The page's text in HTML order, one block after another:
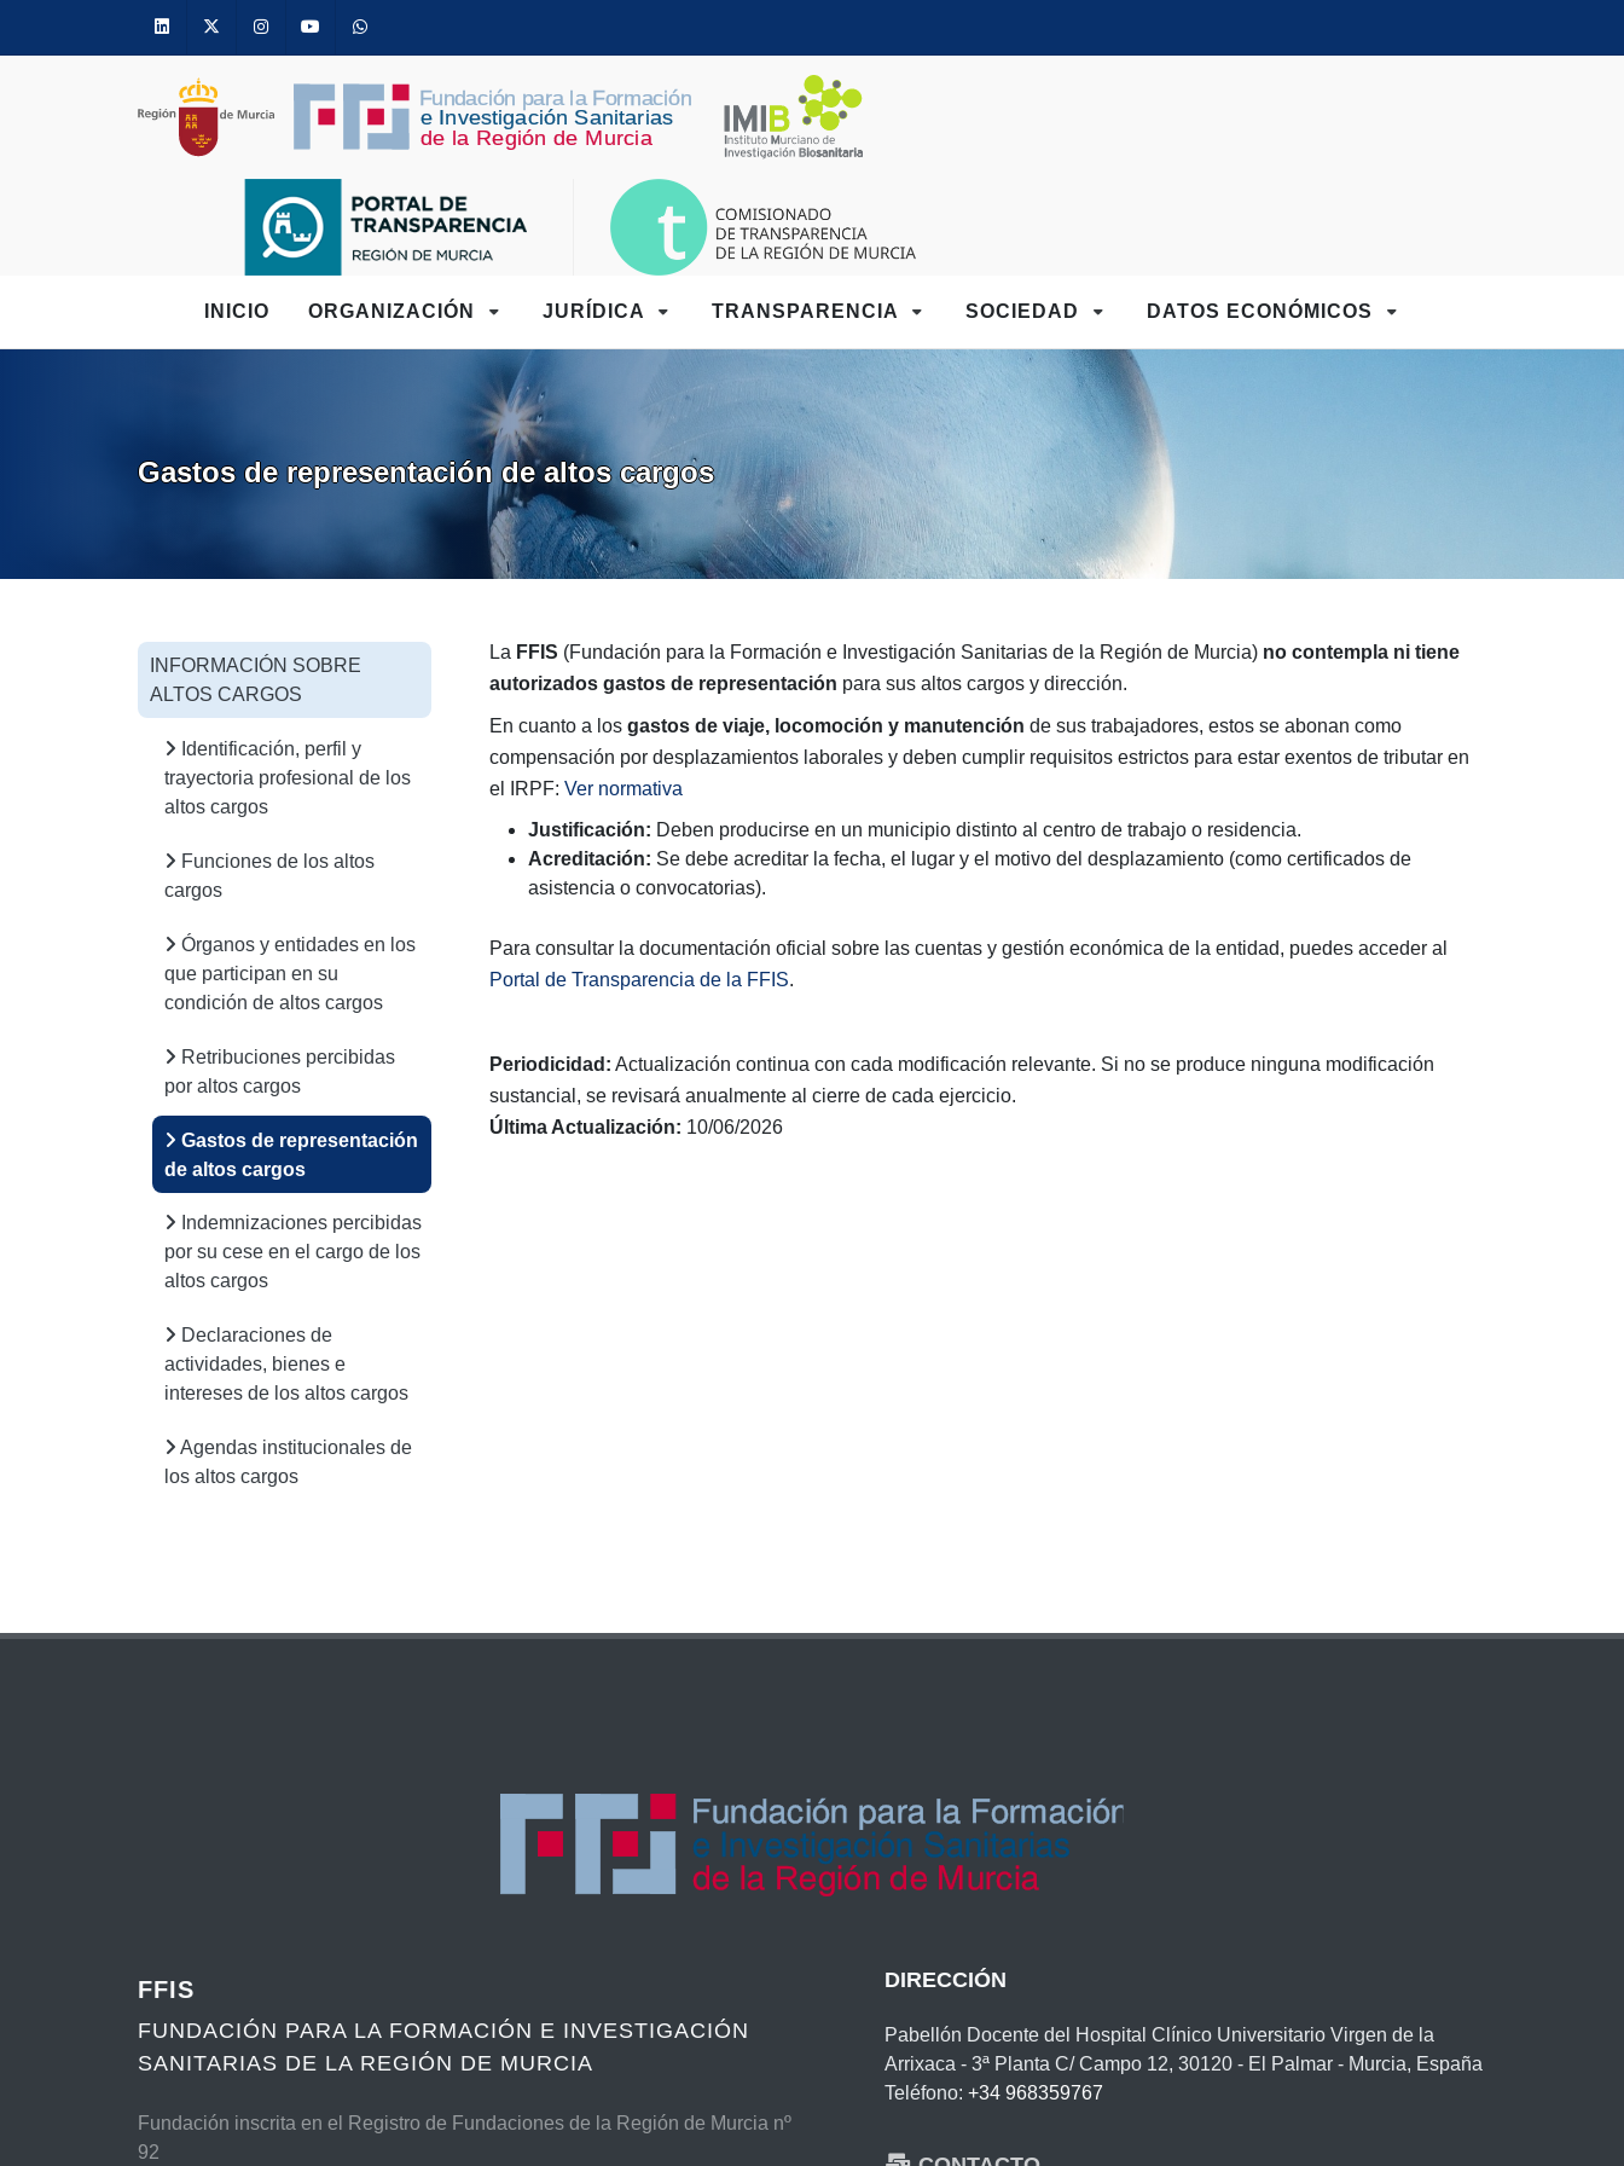
Linkedin Twitter InstagramYoutube
INICIO ORGANIZACIÓN JURÍDICA TRANSPARENCIA SOCIEDAD DATOS ECONÓMICOS
Gastos de representación de altos cargos
La FFIS (Fundación para la Formación e Investigación Sanitarias de la Región de Murcia) no contempla ni tiene
autorizados gastos de representación para sus altos cargos y dirección.
En cuanto a los gastos de viaje, locomoción y manutención de sus trabajadores, estos se abonan como
compensación por desplazamientos laborales y deben cumplir requisitos estrictos para estar exentos de tributar en
el IRPF: Ver normativa
Justificación: Deben producirse en un municipio distinto al centro de trabajo o residencia.
Acreditación: Se debe acreditar la fecha, el lugar y el motivo del desplazamiento (como certificados de
asistencia o convocatorias).
Para consultar la documentación oficial sobre las cuentas y gestión económica de la entidad, puedes acceder al
Portal de Transparencia de la FFIS.
Periodicidad: Actualización continua con cada modificación relevante. Si no se produce ninguna modificación
sustancial, se revisará anualmente al cierre de cada ejercicio.
Última Actualización: 10/06/2026
INFORMACIÓN SOBRE
ALTOS CARGOS
Identificación, perfil y
trayectoria profesional de los
altos cargos
Funciones de los altos
cargos
Órganos y entidades en los
que participan en su
condición de altos cargos
Retribuciones percibidas
por altos cargos
Gastos de representación
de altos cargos
Indemnizaciones percibidas
por su cese en el cargo de los
altos cargos
Declaraciones de
actividades, bienes e
intereses de los altos cargos
Agendas institucionales de
los altos cargos
FFIS
FUNDACIÓN PARA LA FORMACIÓN E INVESTIGACIÓN
SANITARIAS DE LA REGIÓN DE MURCIA
Fundación inscrita en el Registro de Fundaciones de la Región de Murcia nº
92
DIRECCIÓN
Pabellón Docente del Hospital Clínico Universitario Virgen de la
Arrixaca - 3ª Planta C/ Campo 12, 30120 - El Palmar - Murcia, España
Teléfono: +34 968359767